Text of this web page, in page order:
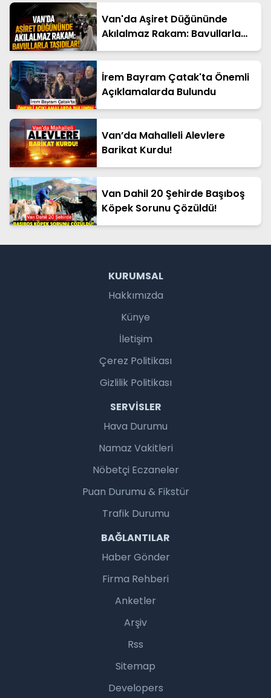
Van'da Aşiret Düğününde
Akılalmaz Rakam: Bavullarla
Taşıdılar!
İrem Bayram Çatak'ta Önemli
Açıklamalarda Bulundu
Van’da Mahalleli Alevlere
Barikat Kurdu!
Van Dahil 20 Şehirde Başıboş
Köpek Sorunu Çözüldü!
KURUMSAL
Hakkımızda
Künye
İletişim
Çerez Politikası
Gizlilik Politikası
SERVISLER
Hava Durumu
Namaz Vakitleri
Nöbetçi Eczaneler
Puan Durumu & Fikstür
Trafik Durumu
BAĞLANTILAR
Haber Gönder
Firma Rehberi
Anketler
Arşiv
Rss
Sitemap
Developers